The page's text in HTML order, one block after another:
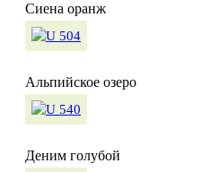
Сиена оранж
Альпийское озеро
Деним голубой